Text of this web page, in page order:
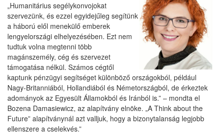
„Humanitárius segélykonvojokat
szervezünk, és ezzel egyidejűleg segítünk
a háború elől menekülő emberek
lengyelországi elhelyezésében. Ezt nem
tudtuk volna megtenni több
magánszemély, cég és szervezet
támogatása nélkül. Számos cégtől
kaptunk pénzügyi segítséget különböző országokból, például
Nagy-Britanniából, Hollandiából és Németországból, de érkeztek
adományok az Egyesült Államokból és Iránból is.” – mondta el
Bozena Damasiewicz, az alapítvány elnöke. „A Think about the
Future” alapítványnál azt valljuk, hogy a bizonytalanság legjobb
ellenszere a cselekvés.”